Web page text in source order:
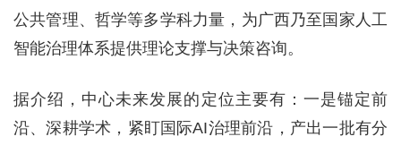
公共管理、哲学等多学科力量，为广西乃至国家人工
智能治理体系提供理论支撑与决策咨询。
据介绍，中心未来发展的定位主要有：一是锚定前
沿、深耕学术，紧盯国际AI治理前沿，产出一批有分